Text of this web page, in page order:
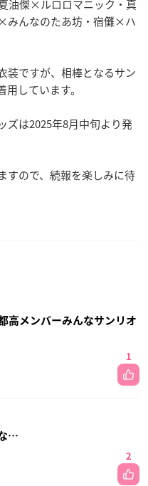
油傑×ルロロマニック・真
みんなのたあ坊・宿儺×ハ
装ですが、相棒となるサン
しています。
ズは2025年8月中旬より発
すので、続報を楽しみに待
高メンバーみんなサンリオ
1
…
2